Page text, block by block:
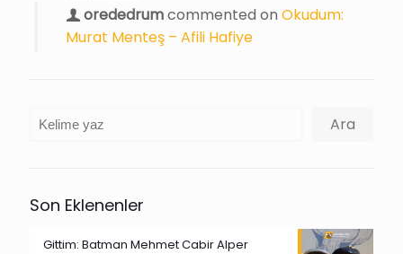
orededrumcommented on Okudum:
Murat Menteş – Afili Hafiye
Ara Ara
Son Eklenenler
Gittim: Batman Mehmet Cabir Alper